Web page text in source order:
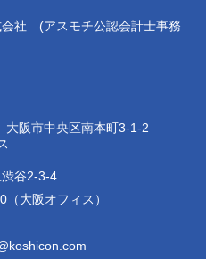
会社 (アスモチ公認会計士事務
阪市中央区南本町3-1-2
谷2-3-4
大阪オフィス）